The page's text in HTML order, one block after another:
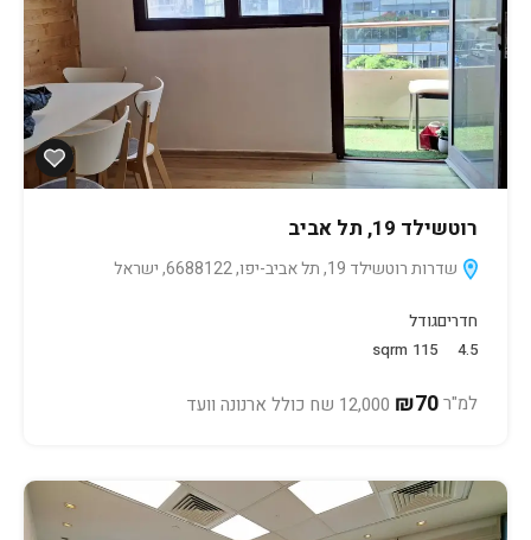
רוטשילד 19, תל אביב
שדרות רוטשילד 19, תל אביב-יפו, 6688122, ישראל
חדרים
4.5
גודל
115
sqrm
למ"ר₪70 12,000 שח כולל ארנונה וועד